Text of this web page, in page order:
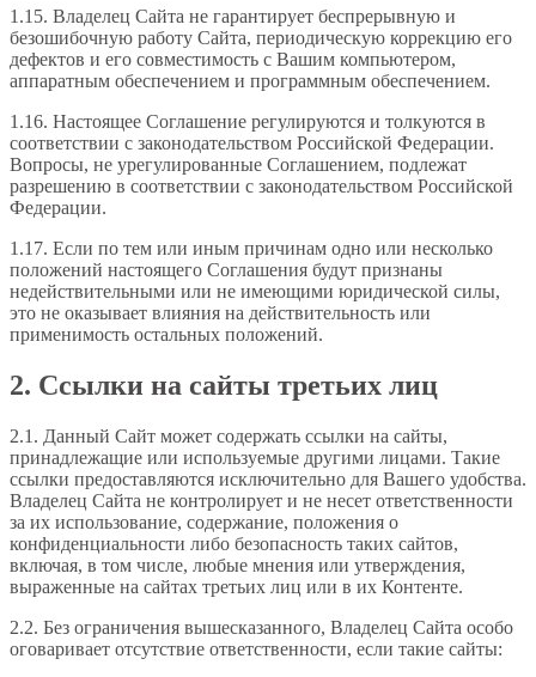
1.15. Владелец Сайта не гарантирует беспрерывную и
безошибочную работу Сайта, периодическую коррекцию его
дефектов и его совместимость с Вашим компьютером,
аппаратным обеспечением и программным обеспечением.
1.16. Настоящее Соглашение регулируются и толкуются в
соответствии с законодательством Российской Федерации.
Вопросы, не урегулированные Соглашением, подлежат
разрешению в соответствии с законодательством Российской
Федерации.
1.17. Если по тем или иным причинам одно или несколько
положений настоящего Соглашения будут признаны
недействительными или не имеющими юридической силы,
это не оказывает влияния на действительность или
применимость остальных положений.
2. Ссылки на сайты третьих лиц
2.1. Данный Сайт может содержать ссылки на сайты,
принадлежащие или используемые другими лицами. Такие
ссылки предоставляются исключительно для Вашего удобства.
Владелец Сайта не контролирует и не несет ответственности
за их использование, содержание, положения о
конфиденциальности либо безопасность таких сайтов,
включая, в том числе, любые мнения или утверждения,
выраженные на сайтах третьих лиц или в их Контенте.
2.2. Без ограничения вышесказанного, Владелец Сайта особо
оговаривает отсутствие ответственности, если такие сайты: